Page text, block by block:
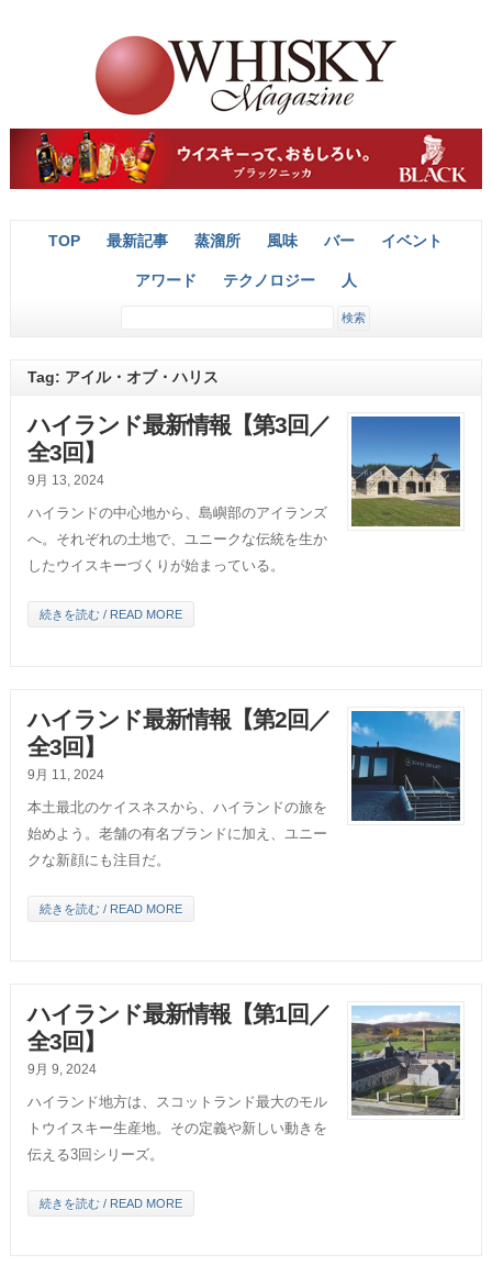
TOP 最新記事 蒸溜所 風味 バー イベント
アワード テクノロジー 人
Tag: アイル・オブ・ハリス
ハイランド最新情報【第3回／
全3回】
9月 13, 2024
ハイランドの中心地から、島嶼部のアイランズ
へ。それぞれの土地で、ユニークな伝統を生か
したウイスキーづくりが始まっている。
続きを読む / READ MORE
ハイランド最新情報【第2回／
全3回】
9月 11, 2024
本土最北のケイスネスから、ハイランドの旅を
始めよう。老舗の有名ブランドに加え、ユニー
クな新顔にも注目だ。
続きを読む / READ MORE
ハイランド最新情報【第1回／
全3回】
9月 9, 2024
ハイランド地方は、スコットランド最大のモル
トウイスキー生産地。その定義や新しい動きを
伝える3回シリーズ。
続きを読む / READ MORE